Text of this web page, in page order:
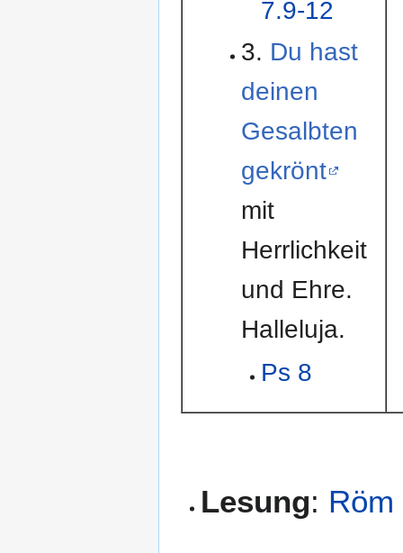
7.9-12
3. Du hast
deinen
Gesalbten
gekrönt
mit
Herrlichkeit
und Ehre.
Halleluja.
Ps 8
Lesung: